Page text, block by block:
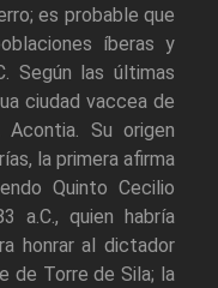
es probable que
íberas y
Según las últimas
ciudad vaccea de
Su origen
la primera afirma
Quinto Cecilio
a.C., quien habría
honrar al dictador
de Torre de Sila; la